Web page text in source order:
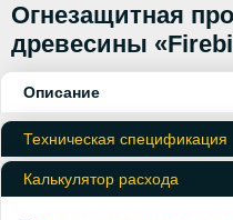
Огнезащитная
древесины
Описание
Техническая спецификация
Калькулятор расхода